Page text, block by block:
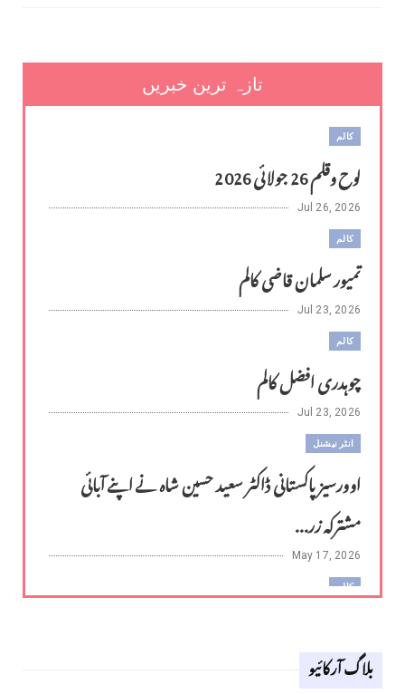
تازہ ترین خبریں
کالم
لوح وقلم 26 جولائی 2026
Jul 26, 2026
کالم
تمیور سلمان قاضی کالم
Jul 23, 2026
کالم
چوہدری افضل کالم
Jul 23, 2026
انٹر نیشنل
اوورسیز پاکستانی ڈاکٹر سعید حسین شاہ نے اپنے آبائی
مشترکہ زر...
May 17, 2026
کالم
Apr 18, 2026
بلاگ آرکائیو